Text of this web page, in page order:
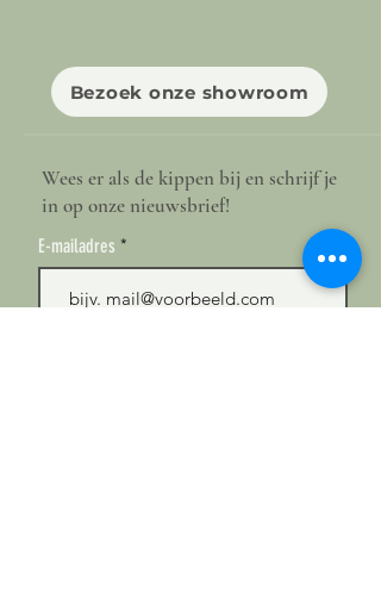
Bezoek onze showroom
Wees er als de kippen bij en schrijf je
in op onze nieuwsbrief!
E-mailadres